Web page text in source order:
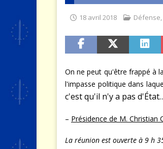
18 avril 2018 Défense,
On ne peut qu'être frappé à
l'impasse politique dans
c'est qu'il n'y a pas
– Présidence de M. Christian
La réunion est ouverte à 9 h